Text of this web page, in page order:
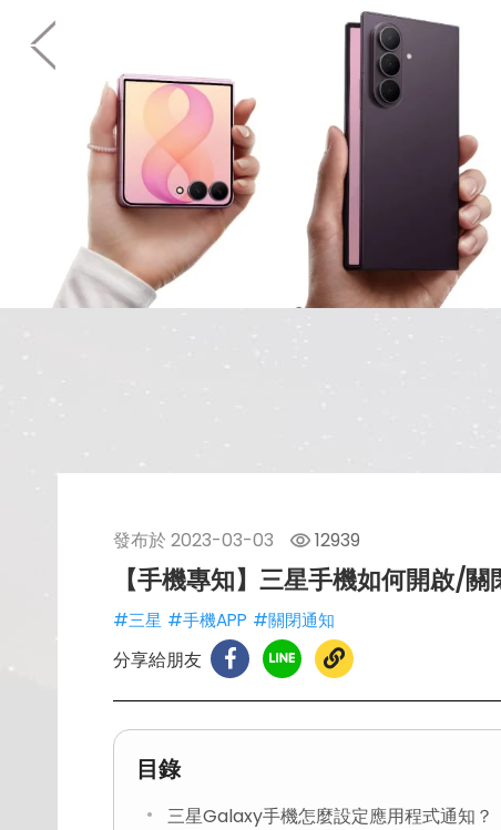
發布於 2023-03-03 12939
【手機專知】三星手機如何開啟/
#三星 #手機APP #關閉通知
分享給朋友
目錄
三星Galaxy手機怎麼設定應用程式通知？